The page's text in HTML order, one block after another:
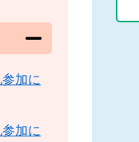
加に
加に